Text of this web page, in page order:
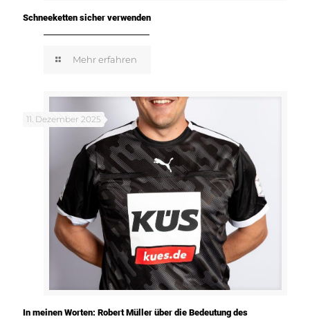
Schneeketten sicher verwenden
Mehr erfahren
11. Dezember 2025
In meinen Worten: Robert Müller über die Bedeutung des